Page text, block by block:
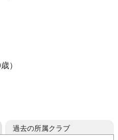
）
過去の所属クラブ